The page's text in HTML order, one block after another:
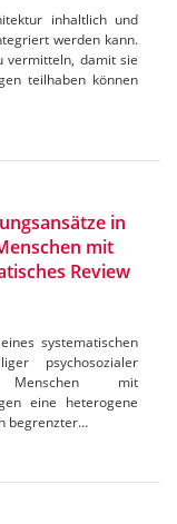
inhaltlich und
werden kann.
vermitteln, damit sie
teilhaben können
in
mit
Review
systematischen
psychosozialer
mit
eine heterogene
begrenzter…